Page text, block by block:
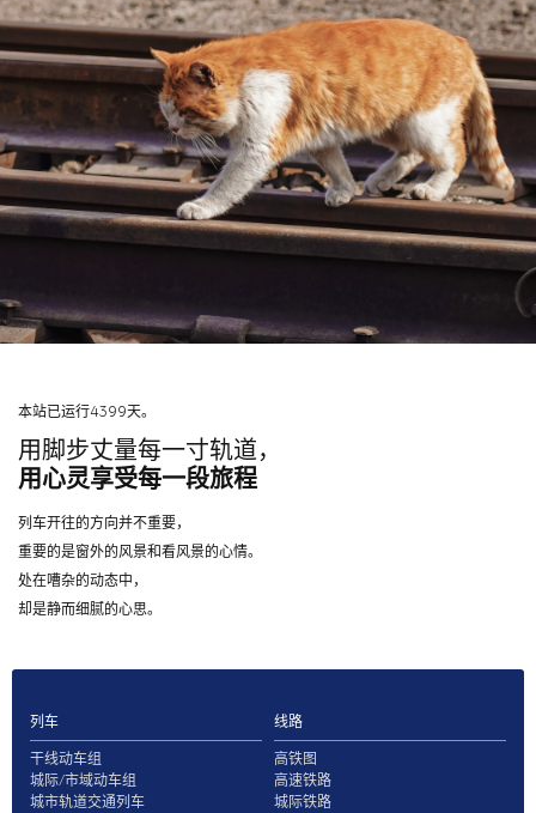
本站已运行4399天。
用脚步丈量每一寸轨道，
用心灵享受每一段旅程
列车开往的方向并不重要，
重要的是窗外的风景和看风景的心情。
处在嘈杂的动态中，
却是静而细腻的心思。
列车
干线动车组
城际/市域动车组
城市轨道交通列车
线路
高铁图
高速铁路
城际铁路